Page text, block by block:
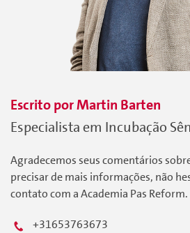
Escrito porMartin Barten
Especialista em Incubação
Agradecemos seus comentários
precisar de mais informações, não
contato com a Academia Pas Reform.
+31653763673